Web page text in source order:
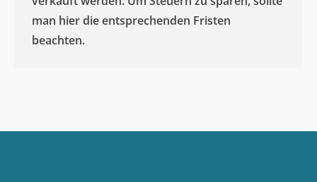
man hier die entsprechenden Fristen
beachten.